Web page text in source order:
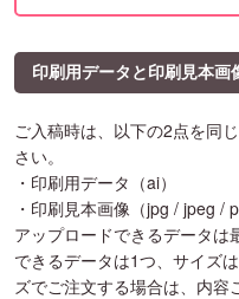
印刷用データと印刷見本画
ご入稿時は、以下の2点を同
さい。
・印刷用データ（ai）
・印刷見本画像（jpg / jpeg /
アップロードできるデータは
できるデータは1つ、サイズ
ズでご注文する場合は、内容